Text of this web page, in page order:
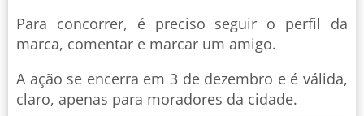
Para concorrer, é preciso seguir o perfil da
marca, comentar e marcar um amigo.
A ação se encerra em 3 de dezembro e é válida,
claro, apenas para moradores da cidade.